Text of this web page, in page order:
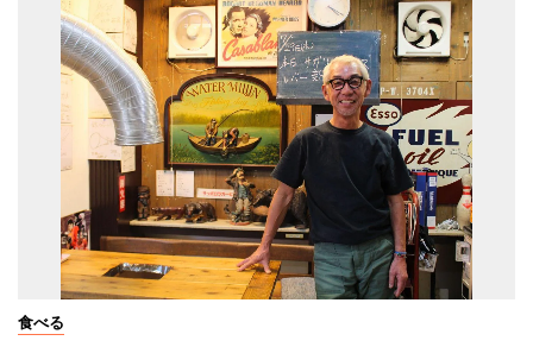
食べる